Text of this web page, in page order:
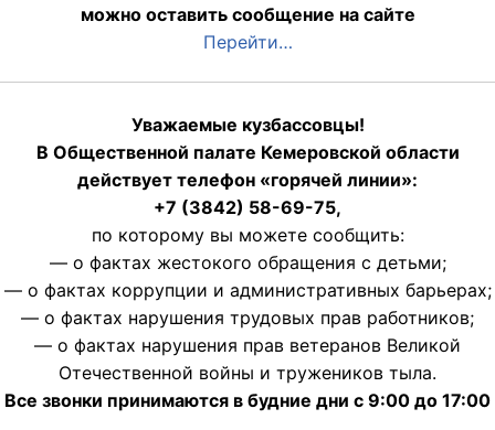
можно оставить сообщение на сайте
Перейти…
Уважаемые кузбассовцы!
В Общественной палате Кемеровской области
действует телефон «горячей линии»:
+7 (3842) 58-69-75,
по которому вы можете сообщить:
— о фактах жестокого обращения с детьми;
— о фактах коррупции и административных барьерах;
— о фактах нарушения трудовых прав работников;
— о фактах нарушения прав ветеранов Великой
Отечественной войны и тружеников тыла.
Все звонки принимаются в будние дни с 9:00 до 17:00